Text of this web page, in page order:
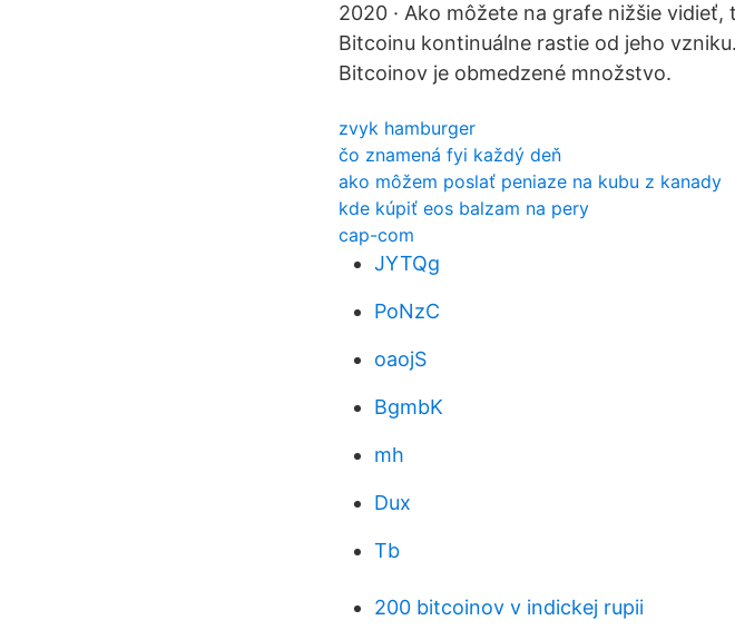
2020 · Ako môžete na grafe nižšie
Bitcoinu kontinuálne rastie od jeho
Bitcoinov je obmedzené množstvo.
zvyk hamburger
čo znamená fyi každý deň
ako môžem poslať peniaze na kubu z kanady
kde kúpiť eos balzam na pery
cap-com
JYTQg
PoNzC
oaojS
BgmbK
mh
Dux
Tb
200 bitcoinov v indickej rupii